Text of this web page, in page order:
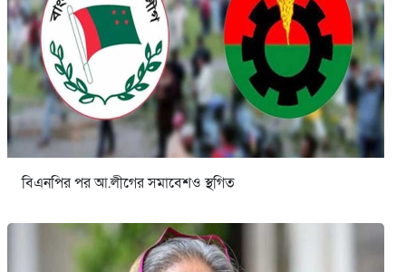
বিএনপির পর আ.লীগের সমাবেশও স্থগিত